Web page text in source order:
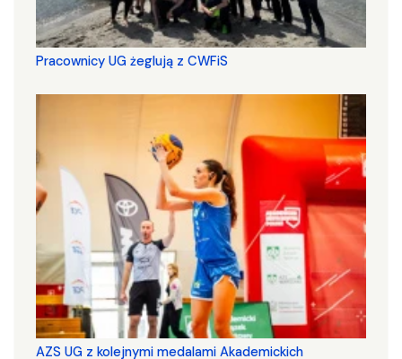
Pracownicy UG żeglują z CWFiS
AZS UG z kolejnymi medalami Akademickich